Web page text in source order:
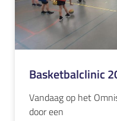
Basketbalclinic
Vandaag op het
door een